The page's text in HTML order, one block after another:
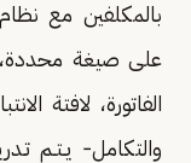
بالمكلفين مع نظام
على صيغة محددة،
الفاتورة، لافتة
والتكامل- يـتـم